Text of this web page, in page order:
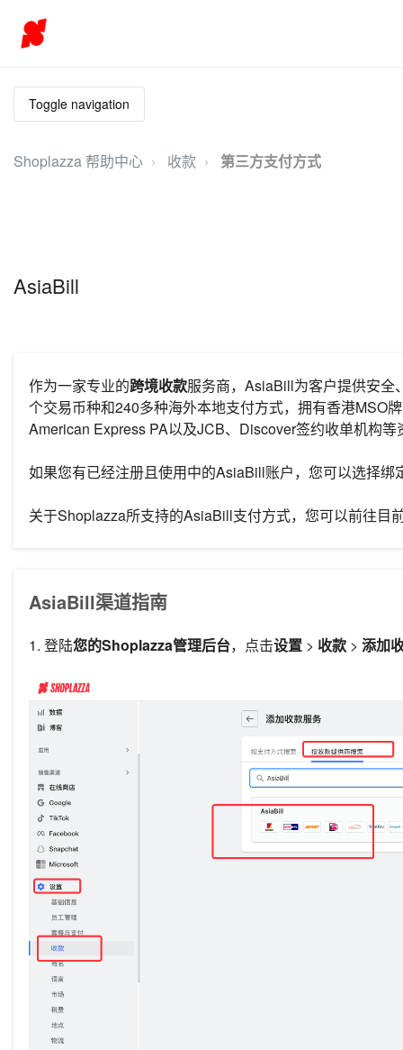
Toggle navigation
Shoplazza 帮助中心 收款 第三方支付方式
AsiaBill
作为一家专业的跨境收款服务商，AsiaBill为客户提供安全
个交易币种和240多种海外本地支付方式，拥有香港MSO
American Express PA以及JCB、Discover签约收单机构
如果您有已经注册且使用中的AsiaBill账户，您可以选择绑
关于Shoplazza所支持的AsiaBill支付方式，您可以前往目
AsiaBill渠道指南
1. 登陆您的Shoplazza管理后台，点击设置 > 收款 > 添加